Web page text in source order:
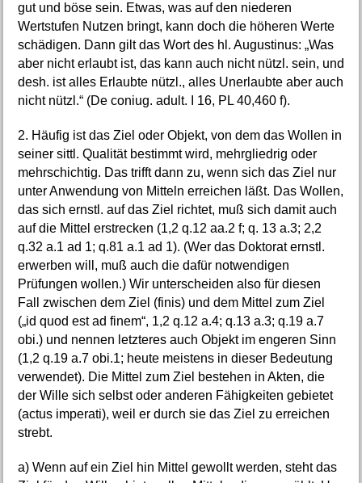
gut und böse sein. Etwas, was auf den niederen
Wertstufen Nutzen bringt, kann doch die höheren Werte
schädigen. Dann gilt das Wort des hl. Augustinus: „Was
aber nicht erlaubt ist, das kann auch nicht nützl. sein, und
desh. ist alles Erlaubte nützl., alles Unerlaubte aber auch
nicht nützl.“ (De coniug. adult. I 16, PL 40,460 f).
2. Häufig ist das Ziel oder Objekt, von dem das Wollen in
seiner sittl. Qualität bestimmt wird, mehrgliedrig oder
mehrschichtig. Das trifft dann zu, wenn sich das Ziel nur
unter Anwendung von Mitteln erreichen läßt. Das Wollen,
das sich ernstl. auf das Ziel richtet, muß sich damit auch
auf die Mittel erstrecken (1,2 q.12 aa.2 f; q. 13 a.3; 2,2
q.32 a.1 ad 1; q.81 a.1 ad 1). (Wer das Doktorat ernstl.
erwerben will, muß auch die dafür notwendigen
Prüfungen wollen.) Wir unterscheiden also für diesen
Fall zwischen dem Ziel (finis) und dem Mittel zum Ziel
(„id quod est ad finem“, 1,2 q.12 a.4; q.13 a.3; q.19 a.7
obi.) und nennen letzteres auch Objekt im engeren Sinn
(1,2 q.19 a.7 obi.1; heute meistens in dieser Bedeutung
verwendet). Die Mittel zum Ziel bestehen in Akten, die
der Wille sich selbst oder anderen Fähigkeiten gebietet
(actus imperati), weil er durch sie das Ziel zu erreichen
strebt.
a) Wenn auf ein Ziel hin Mittel gewollt werden, steht das